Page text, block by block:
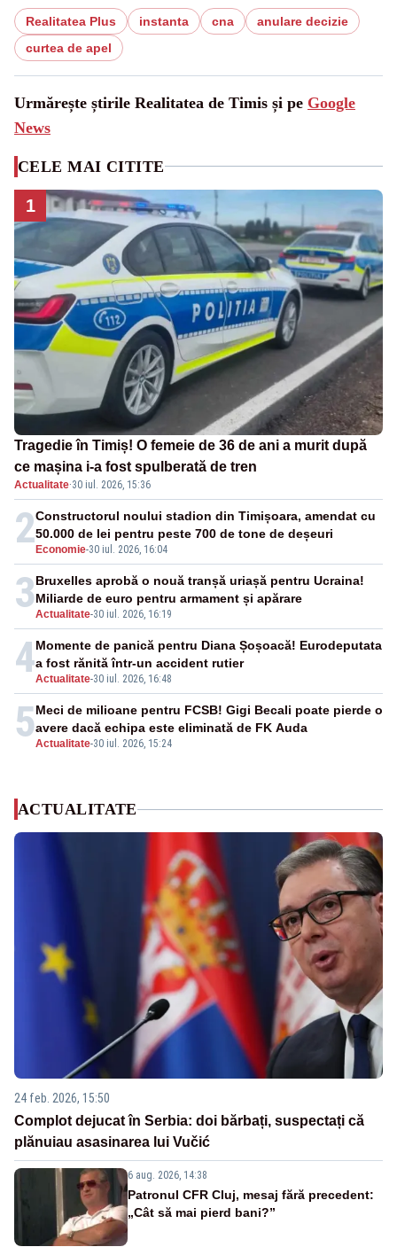
Realitatea Plus instanta cna
anulare decizie
curtea de apel
Urmărește știrile Realitatea de Timis și pe Google
News
CELE MAI CITITE
1
Tragedie în Timiș! O femeie de 36 de ani a murit după
ce mașina i-a fost spulberată de tren
Actualitate·30 iul. 2026, 15:36
2 Economie-30 iul. 2026, 16:04
Constructorul noului stadion din Timișoara, amendat cu
50.000 de lei pentru peste 700 de tone de deșeuri
3Actualitate-30 iul. 2026, 16:19
Bruxelles aprobă o nouă tranșă uriașă pentru Ucraina!
Miliarde de euro pentru armament și apărare
4Actualitate-30 iul. 2026, 16:48
Momente de panică pentru Diana Șoșoacă! Eurodeputata
a fost rănită într-un accident rutier
5Actualitate-30 iul. 2026, 15:24
Meci de milioane pentru FCSB! Gigi Becali poate pierde o
avere dacă echipa este eliminată de FK Auda
ACTUALITATE
24 feb. 2026, 15:50
Complot dejucat în Serbia: doi bărbați, suspectați că
plănuiau asasinarea lui Vučić
6 aug. 2026, 14:38
Patronul CFR Cluj, mesaj fără precedent:
„Cât să mai pierd bani?”